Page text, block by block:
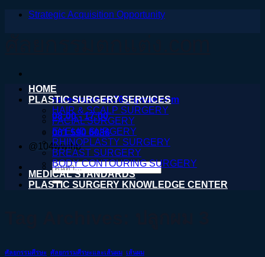
ข้าม
Strategic Acquisition Opportunity
nareeratsale936@gmail.com
08:00 - 17:00
061 590 6036
@104wwihb
ค้นหา:
HOME
PLASTIC SURGERY SERVICES
HAIR & SCALP SURGERY
FACIAL SURGERY
EYELID SURGERY
RHINOPLASTY SURGERY
BREAST SURGERY
BODY CONTOURING SURGERY
MEDICAL STANDARDS
PLASTIC SURGERY KNOWLEDGE CENTER
ศัลยกรรมศีรษะ ศัลยกรรมศีรษะและเส้นผม เส้นผม